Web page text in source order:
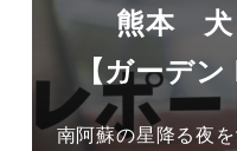
熊本 犬
【ガーデ
南阿蘇の星降る夜